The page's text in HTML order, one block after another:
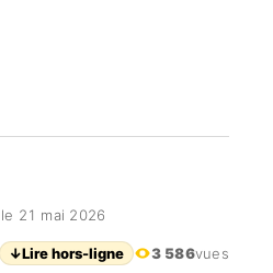
21 mai 2026
↓Lire hors-ligne 3 586vues